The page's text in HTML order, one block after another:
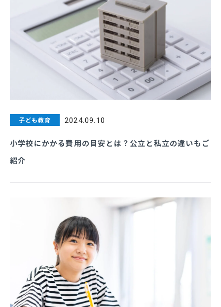
子ども教育 2024.09.10
小学校にかかる費用の目安とは？公立と私立の違いもご
紹介